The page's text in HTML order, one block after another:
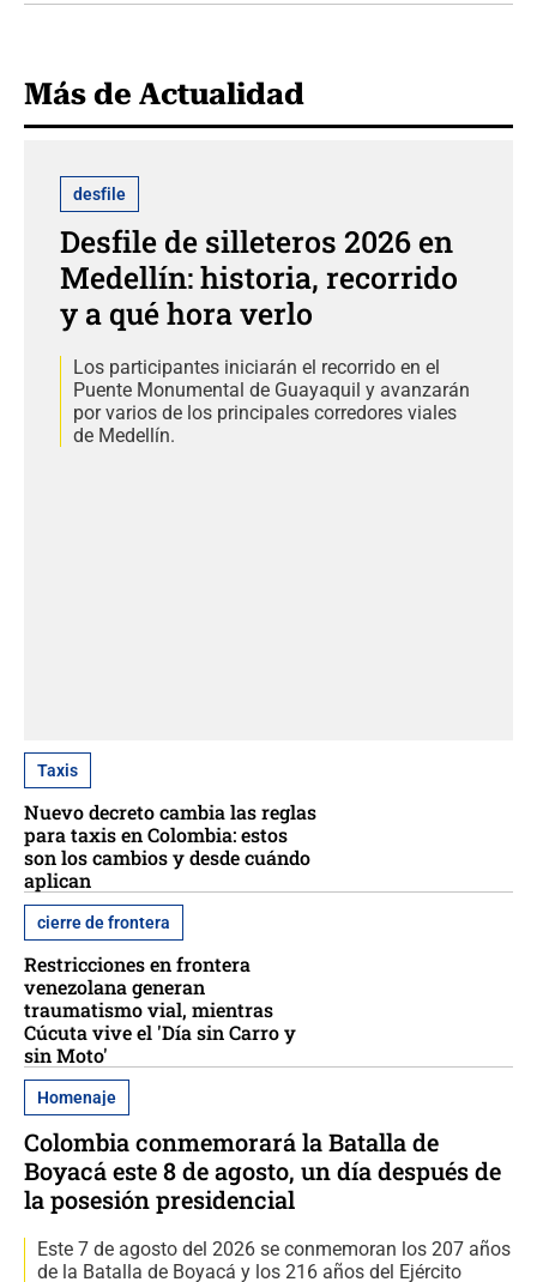
Más de Actualidad
desfile
Desfile de silleteros 2026 en
Medellín: historia, recorrido
y a qué hora verlo
Los participantes iniciarán el recorrido en el
Puente Monumental de Guayaquil y avanzarán
por varios de los principales corredores viales
de Medellín.
Taxis
Nuevo decreto cambia las reglas
para taxis en Colombia: estos
son los cambios y desde cuándo
aplican
cierre de frontera
Restricciones en frontera
venezolana generan
traumatismo vial, mientras
Cúcuta vive el 'Día sin Carro y
sin Moto'
Homenaje
Colombia conmemorará la Batalla de
Boyacá este 8 de agosto, un día después de
la posesión presidencial
Este 7 de agosto del 2026 se conmemoran los 207 años
de la Batalla de Boyacá y los 216 años del Ejército